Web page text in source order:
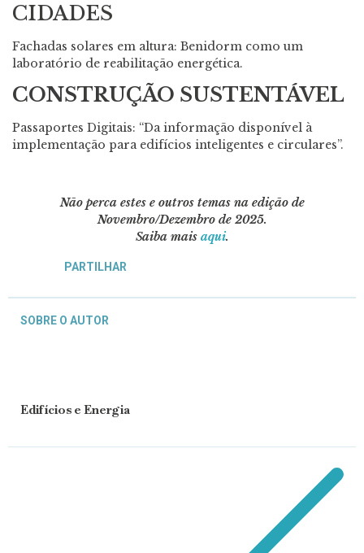
CIDADES
Fachadas solares em altura: Benidorm como um
laboratório de reabilitação energética.
CONSTRUÇÃO SUSTENTÁVEL
Passaportes Digitais: “Da informação disponível à
implementação para edifícios inteligentes e circulares”.
Não perca estes e outros temas na edição de
Novembro/Dezembro de 2025.
Saiba mais aqui.
PARTILHAR
SOBRE O AUTOR
Edifícios e Energia